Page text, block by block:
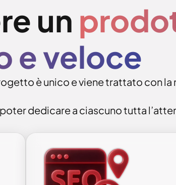
un
e veloce
è unico e viene trattato con la
poter dedicare a ciascuno tutta